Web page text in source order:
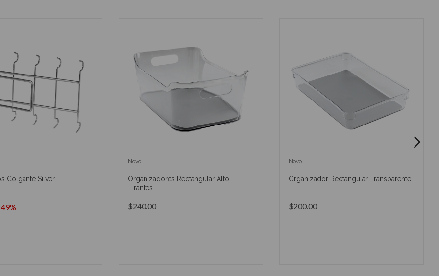
Colgante Silver
Novo
Organizadores Rectangular Alto
Tirantes
$240.00
Novo
Organizador Rectangular Transparente
$200.00